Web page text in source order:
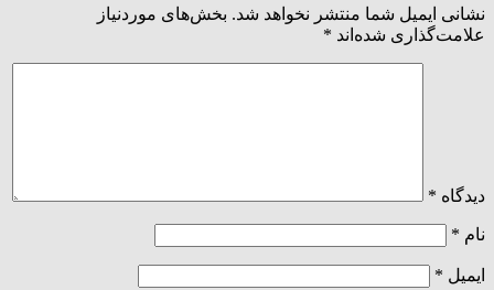
نشانی ایمیل شما منتشر نخواهد شد. بخش‌های موردنیاز
علامت‌گذاری شده‌اند *
دیدگاه *
نام *
ایمیل *